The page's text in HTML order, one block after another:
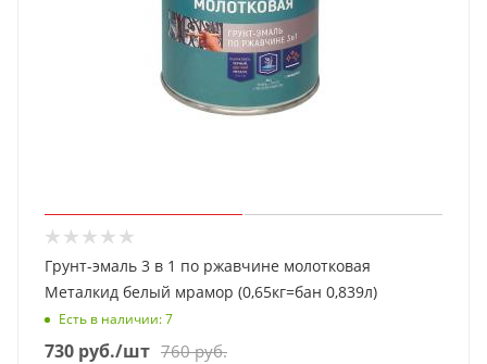
Грунт-эмаль 3 в 1 по ржавчине молотковая
Металкид белый мрамор (0,65кг=бан 0,839л)
Есть в наличии: 7
730 руб./шт 760руб.